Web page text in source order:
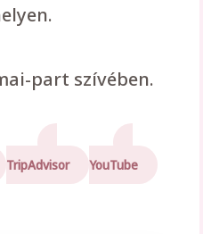
part szívében.
TripAdvisor YouTube